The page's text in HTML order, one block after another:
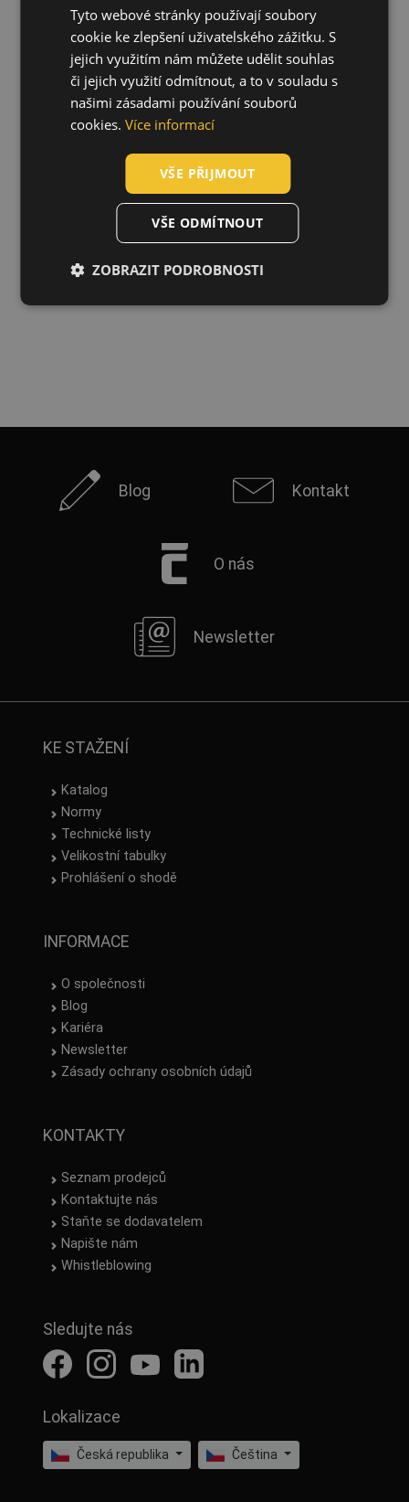
JSP Force 8 polomaska S
0702003399999
Blog Kontakt
O nás
Newsletter
KE STAŽENÍ
Katalog
Normy
Technické listy
Velikostní tabulky
Prohlášení o shodě
INFORMACE
O společnosti
Blog
Kariéra
Newsletter
Zásady ochrany osobních údajů
KONTAKTY
Seznam prodejců
Kontaktujte nás
Staňte se dodavatelem
Napište nám
Whistleblowing
Sledujte nás
Lokalizace
Česká republika Čeština
CZECH
HUNGARIAN
SLOVAK
ROMANIAN
DUTCH
LATVIAN
Tyto webové stránky používají soubory
cookie ke zlepšení uživatelského zážitku. S
jejich využitím nám můžete udělit souhlas
či jejich využití odmítnout, a to v souladu s
našimi zásadami používání souborů
cookies. Více informací
VŠE PŘIJMOUT
VŠE ODMÍTNOUT
ZOBRAZIT PODROBNOSTI